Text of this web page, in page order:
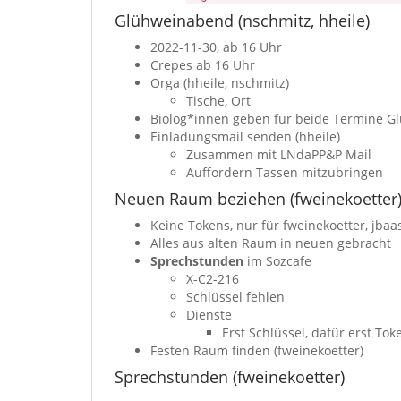
Glühweinabend (nschmitz, hheile)
2022-11-30, ab 16 Uhr
Crepes ab 16 Uhr
Orga (hheile, nschmitz)
Tische, Ort
Biolog*innen geben für beide Termine
Einladungsmail senden (hheile)
Zusammen mit LNdaPP&P Mail
Auffordern Tassen mitzubringen
Neuen Raum beziehen (fweinekoetter)
Keine Tokens, nur für fweinekoetter,
Alles aus alten Raum in neuen gebracht
Sprechstunden im Sozcafe
X-C2-216
Schlüssel fehlen
Dienste
Erst Schlüssel, dafür erst
Festen Raum finden (fweinekoetter)
Sprechstunden (fweinekoetter)